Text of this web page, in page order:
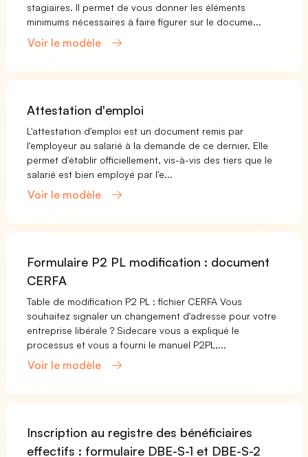
stagiaires. Il permet de vous donner les éléments
minimums nécessaires à faire figurer sur le docume...
Voir le modèle
Attestation d'emploi
L'attestation d'emploi est un document remis par
l'employeur au salarié à la demande de ce dernier. Elle
permet d'établir officiellement, vis-à-vis des tiers que le
salarié est bien employé par l'e...
Voir le modèle
Formulaire P2 PL modification : document
CERFA
Table de modification P2 PL : fichier CERFA Vous
souhaitez signaler un changement d'adresse pour votre
entreprise libérale ? Sidecare vous a expliqué le
processus et vous a fourni le manuel P2PL,...
Voir le modèle
Inscription au registre des bénéficiaires
effectifs : formulaire DBE-S-1 et DBE-S-2